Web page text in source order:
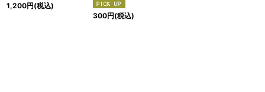
1,200円(税込)
300円(税込)